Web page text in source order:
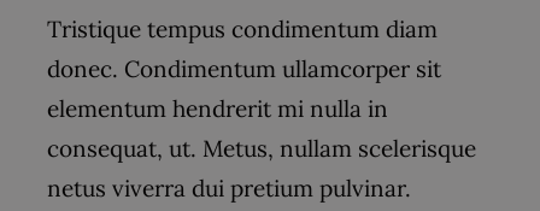
Tristique tempus condimentum diam
donec. Condimentum ullamcorper sit
elementum hendrerit mi nulla in
consequat, ut. Metus, nullam scelerisque
netus viverra dui pretium pulvinar.